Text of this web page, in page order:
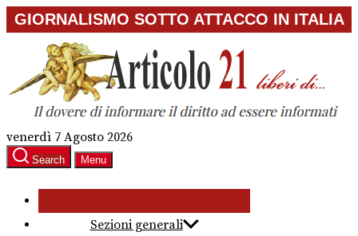
Skip
to
content
GIORNALISMO SOTTO ATTACCO IN ITALIA
venerdì 7 Agosto 2026
Search Menu
Sezioni generali